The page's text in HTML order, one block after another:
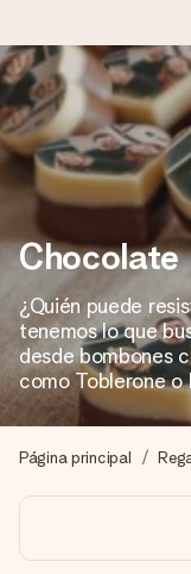
Pide hoy y se
Preparamos tu
para que lo
importa.
4,5 (basado
Nuestros regalos
Google Reviews.
Crea algo único
un mensaje que
todo el amor para
Chocolate
¿Quién puede
tenemos lo que
desde bombones
como Toblerone o
Página principal